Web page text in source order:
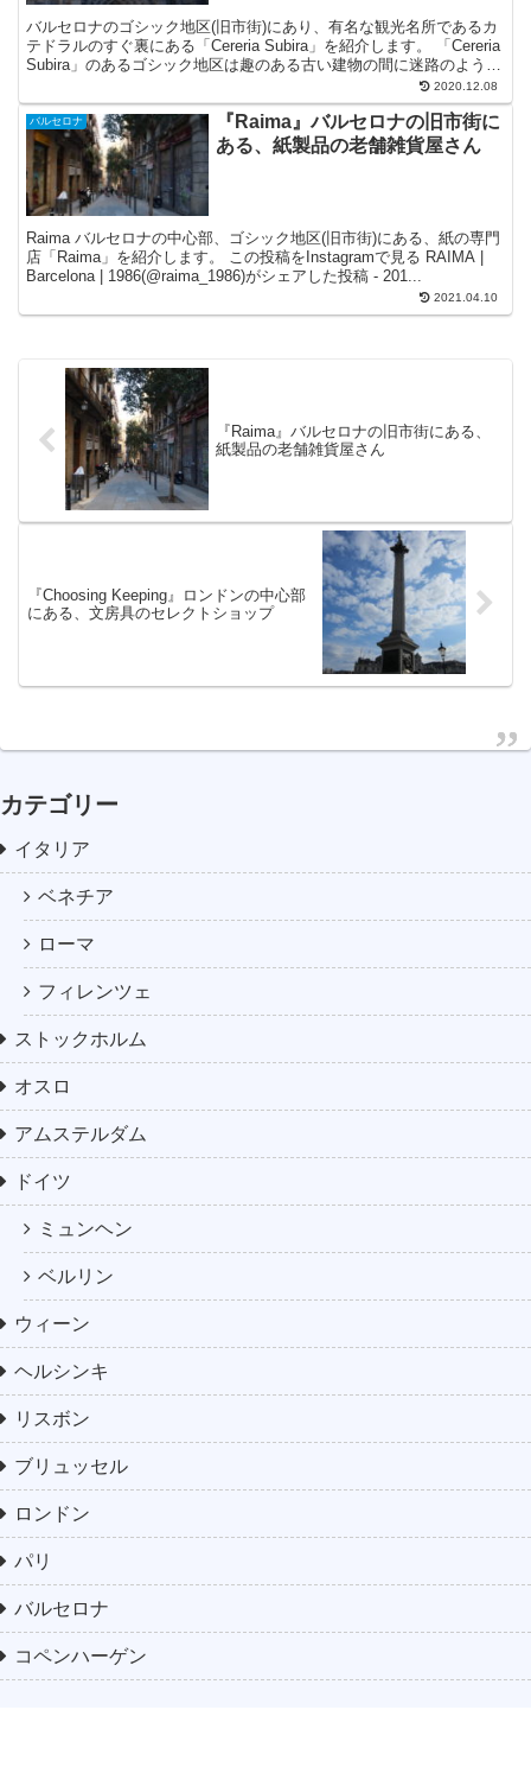
バルセロナのゴシック地区(旧市街)にあり、有名な観光名所であるカ
テドラルのすぐ裏にある「Cereria Subira」を紹介します。 「Cereria
Subira」のあるゴシック地区は趣のある古い建物の間に迷路のような
道が続く、バルセロナの中でも有名な観光スポットです。 2020.12.08
バルセロナ
『Raima』バルセロナの旧市街に
ある、紙製品の老舗雑貨屋さん
Raima バルセロナの中心部、ゴシック地区(旧市街)にある、紙の専門
店「Raima」を紹介します。 この投稿をInstagramで見る RAIMA |
Barcelona | 1986(@raima_1986)がシェアした投稿 - 201...
2021.04.10
『Raima』バルセロナの旧市街にある、
紙製品の老舗雑貨屋さん
『Choosing Keeping』ロンドンの中心部
にある、文房具のセレクトショップ
カテゴリー
イタリア
ベネチア
ローマ
フィレンツェ
ストックホルム
オスロ
アムステルダム
ドイツ
ミュンヘン
ベルリン
ウィーン
ヘルシンキ
リスボン
ブリュッセル
ロンドン
パリ
バルセロナ
コペンハーゲン